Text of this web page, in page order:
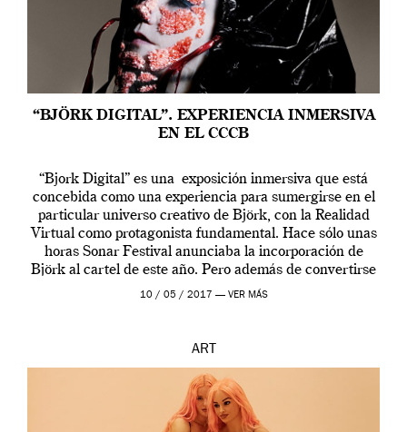
“BJÖRK DIGITAL”. EXPERIENCIA INMERSIVA
EN EL CCCB
“Bjork Digital” es una exposición inmersiva que está
concebida como una experiencia para sumergirse en el
particular universo creativo de Björk, con la Realidad
Virtual como protagonista fundamental. Hace sólo unas
horas Sonar Festival anunciaba la incorporación de
Björk al cartel de este año. Pero además de convertirse
en una de las actuaciones más relevantes […]
10 / 05 / 2017 — VER MÁS
ART